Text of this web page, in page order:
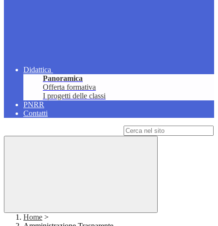
Didattica
Panoramica
Offerta formativa
I progetti delle classi
PNRR
Contatti
Home >